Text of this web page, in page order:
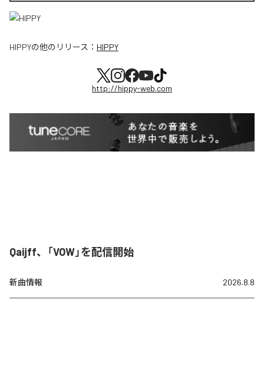
HIPPYの他のリリース： HIPPY
http://hippy-web.com
Qaijff、「VOW」を配信開始
新曲情報 2026.8.8